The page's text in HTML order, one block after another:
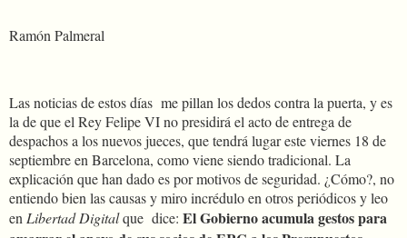
Ramón Palmeral
Las noticias de estos días me pillan los dedos contra la puerta, y es
la de que el Rey Felipe VI no presidirá el acto de entrega de
despachos a los nuevos jueces, que tendrá lugar este viernes 18 de
septiembre en Barcelona, como viene siendo tradicional. La
explicación que han dado es por motivos de seguridad. ¿Cómo?, no
entiendo bien las causas y miro incrédulo en otros periódicos y leo
en Libertad Digitalque dice: El Gobierno acumula gestos para